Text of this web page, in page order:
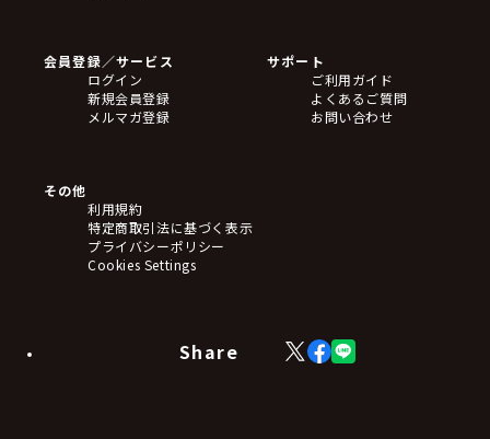
会員登録／サービス
ログイン
新規会員登録
メルマガ登録
サポート
ご利用ガイド
よくあるご質問
お問い合わせ
その他
利用規約
特定商取引法に基づく表示
プライバシーポリシー
Cookies Settings
Share
X
(Twitter)
Facebook
LINE